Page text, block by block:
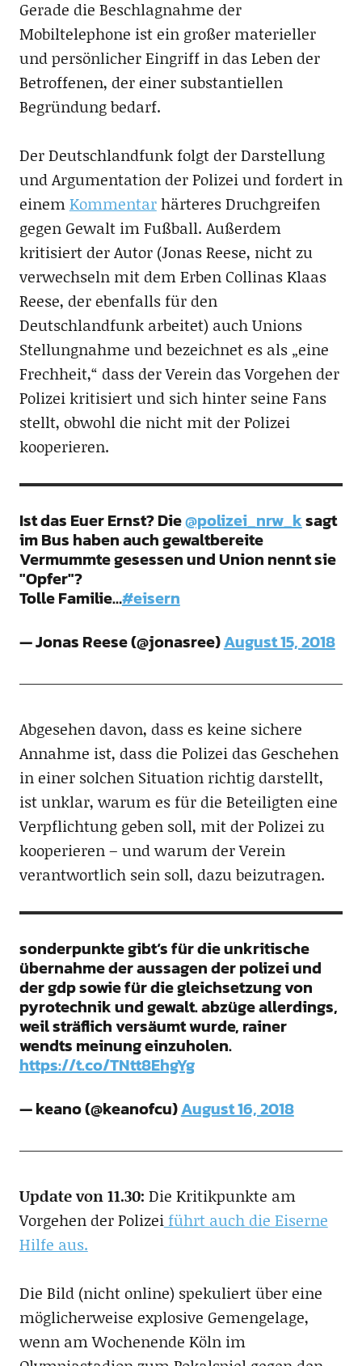
Gerade die Beschlagnahme der
Mobiltelephone ist ein großer materieller
und persönlicher Eingriff in das Leben der
Betroffenen, der einer substantiellen
Begründung bedarf.
Der Deutschlandfunk folgt der Darstellung
und Argumentation der Polizei und fordert in
einemKommentarhärteres Druchgreifen
gegen Gewalt im Fußball. Außerdem
kritisiert der Autor (Jonas Reese, nicht zu
verwechseln mit dem Erben Collinas Klaas
Reese, der ebenfalls für den
Deutschlandfunk arbeitet) auch Unions
Stellungnahme und bezeichnet es als „eine
Frechheit,“ dass der Verein das Vorgehen der
Polizei kritisiert und sich hinter seine Fans
stellt, obwohl die nicht mit der Polizei
kooperieren.
Ist das Euer Ernst? Die@polizei_nrw_ksagt
im Bus haben auch gewaltbereite
Vermummte gesessen und Union nennt sie
"Opfer"?
Tolle Familie…#eisern
— Jonas Reese (@jonasree)August 15, 2018
Abgesehen davon, dass es keine sichere
Annahme ist, dass die Polizei das Geschehen
in einer solchen Situation richtig darstellt,
ist unklar, warum es für die Beteiligten eine
Verpflichtung geben soll, mit der Polizei zu
kooperieren – und warum der Verein
verantwortlich sein soll, dazu beizutragen.
sonderpunkte gibt‘s für die unkritische
übernahme der aussagen der polizei und
der gdp sowie für die gleichsetzung von
pyrotechnik und gewalt. abzüge allerdings,
weil sträflich versäumt wurde, rainer
wendts meinung einzuholen.
https://t.co/TNtt8EhgYg
— keano (@keanofcu)August 16, 2018
Update von 11.30: Die Kritikpunkte am
Vorgehen der Polizeiführt auch die Eiserne
Hilfe aus.
Die Bild (nicht online) spekuliert über eine
möglicherweise explosive Gemengelage,
wenn am Wochenende Köln im